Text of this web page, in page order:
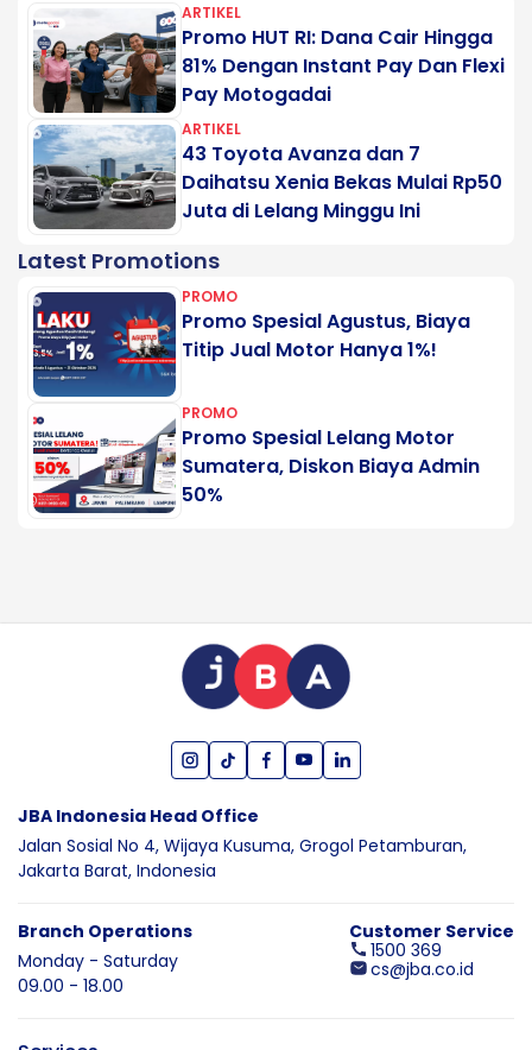
ARTIKEL
Promo HUT RI: Dana Cair Hingga
81% Dengan Instant Pay Dan Flexi
Pay Motogadai
ARTIKEL
43 Toyota Avanza dan 7
Daihatsu Xenia Bekas Mulai Rp50
Juta di Lelang Minggu Ini
Latest Promotions
PROMO
Promo Spesial Agustus, Biaya
Titip Jual Motor Hanya 1%!
PROMO
Promo Spesial Lelang Motor
Sumatera, Diskon Biaya Admin
50%
JBA Indonesia Head Office
Jalan Sosial No 4, Wijaya Kusuma, Grogol Petamburan,
Jakarta Barat, Indonesia
Branch Operations
Monday - Saturday
09.00 - 18.00
Customer Service
1500 369
cs@jba.co.id